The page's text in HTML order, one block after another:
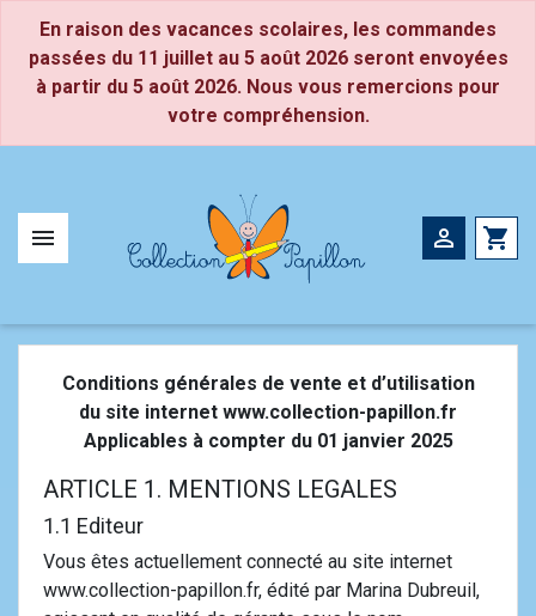
En raison des vacances scolaires, les commandes
passées du 11 juillet au 5 août 2026 seront envoyées
à partir du 5 août 2026. Nous vous remercions pour
votre compréhension.
  shopping_cart
Conditions générales de vente et d’utilisation
du site internet www.collection-papillon.fr
Applicables à compter du 01 janvier 2025
ARTICLE 1. MENTIONS LEGALES
1.1 Editeur
Vous êtes actuellement connecté au site internet
www.collection-papillon.fr, édité par Marina Dubreuil,
Petite Section
Moyenne Section
Grande Section
CP
CE1
CE2